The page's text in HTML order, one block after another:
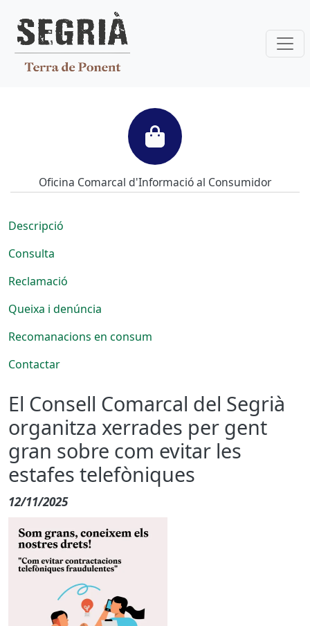
El Consell Comarcal del Segrià
organitza xerrades per gent
gran sobre com evitar les
estafes telefòniques
12/11/2025
Oficina Comarcal d'Informació al Consumidor
Descripció
Consulta
Reclamació
Queixa i denúncia
Recomanacions en consum
Contactar